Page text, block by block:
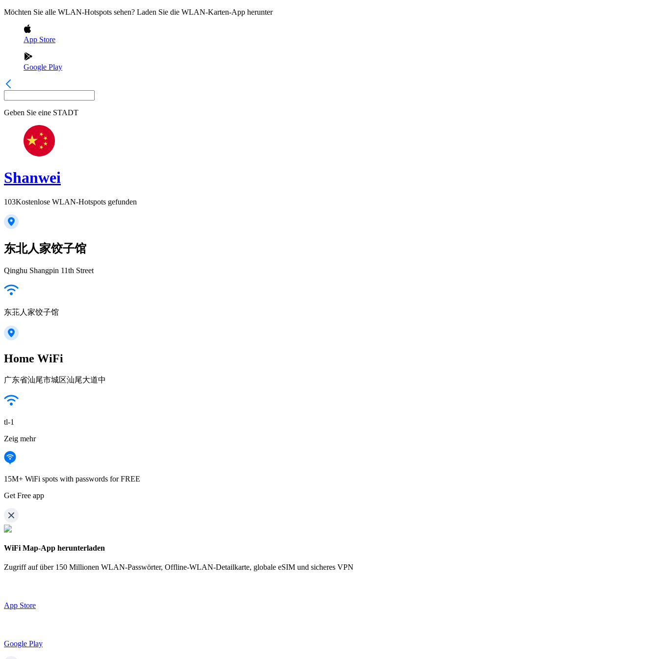
Möchten Sie alle WLAN-Hotspots sehen? Laden Sie die WLAN-Karten-App herunter
App Store
Google Play
Geben Sie eine STADT
Shanwei
103Kostenlose WLAN-Hotspots gefunden
东北人家饺子馆
Qinghu Shangpin 11th Street
东苝人家饺子馆
Home WiFi
广东省汕尾市城区汕尾大道中
tl-1
Zeig mehr
15M+ WiFi spots with passwords for FREE
Get Free app
WiFi Map-App herunterladen
Zugriff auf über 150 Millionen WLAN-Passwörter, Offline-WLAN-Detailkarte, globale eSIM und sicheres VPN
App Store
Google Play